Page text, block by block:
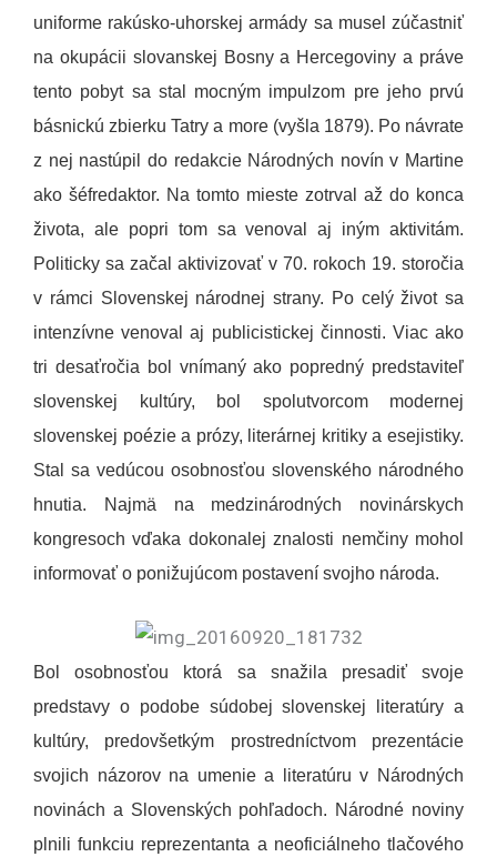
uniforme rakúsko-uhorskej armády sa musel zúčastniť
na okupácii slovanskej Bosny a Hercegoviny a práve
tento pobyt sa stal mocným impulzom pre jeho prvú
básnickú zbierku Tatry a more (vyšla 1879). Po návrate
z nej nastúpil do redakcie Národných novín v Martine
ako šéfredaktor. Na tomto mieste zotrval až do konca
života, ale popri tom sa venoval aj iným aktivitám.
Politicky sa začal aktivizovať v 70. rokoch 19. storočia
v rámci Slovenskej národnej strany. Po celý život sa
intenzívne venoval aj publicistickej činnosti. Viac ako
tri desaťročia bol vnímaný ako popredný predstaviteľ
slovenskej kultúry, bol spolutvorcom modernej
slovenskej poézie a prózy, literárnej kritiky a esejistiky.
Stal sa vedúcou osobnosťou slovenského národného
hnutia. Najmä na medzinárodných novinárskych
kongresoch vďaka dokonalej znalosti nemčiny mohol
informovať o ponižujúcom postavení svojho národa.
Bol osobnosťou ktorá sa snažila presadiť svoje
predstavy o podobe súdobej slovenskej literatúry a
kultúry, predovšetkým prostredníctvom prezentácie
svojich názorov na umenie a literatúru v Národných
novinách a Slovenských pohľadoch. Národné noviny
plnili funkciu reprezentanta a neoficiálneho tlačového